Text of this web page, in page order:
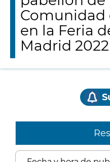
Comunidad
en la Feria
Madrid 2022